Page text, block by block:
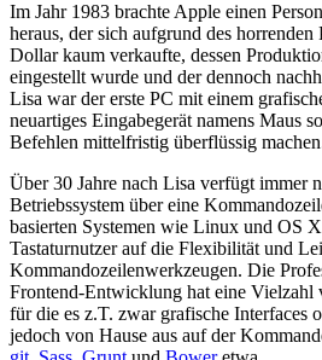
Im Jahr 1983 brachte Apple einen
heraus, der sich aufgrund des
Dollar kaum verkaufte, dessen
eingestellt wurde und der dennoch
Lisa war der erste PC mit einem
neuartiges Eingabegerät namens Maus
Befehlen mittelfristig überflüssig
Über 30 Jahre nach Lisa verfügt immer
Betriebssystem über eine
basierten Systemen wie Linux und OS
Tastaturnutzer auf die Flexibilität und
Kommandozeilenwerkzeugen. Die
Frontend-Entwicklung hat eine Vielzahl
für die es z.T. zwar grafische Interfaces
jedoch von Hause aus auf der